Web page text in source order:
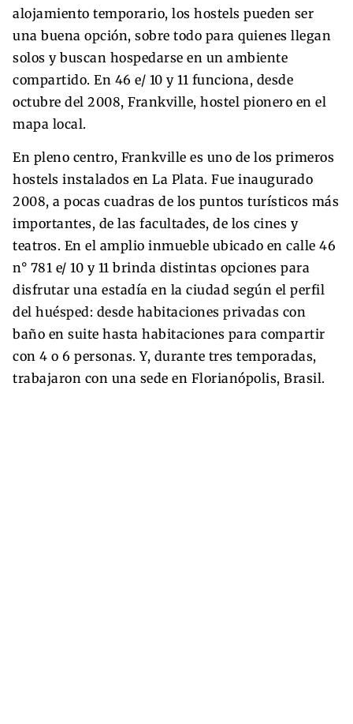
alojamiento temporario, los hostels pueden ser
una buena opción, sobre todo para quienes llegan
solos y buscan hospedarse en un ambiente
compartido. En 46 e/ 10 y 11 funciona, desde
octubre del 2008, Frankville, hostel pionero en el
mapa local.
En pleno centro, Frankville es uno de los primeros
hostels instalados en La Plata. Fue inaugurado
2008, a pocas cuadras de los puntos turísticos más
importantes, de las facultades, de los cines y
teatros. En el amplio inmueble ubicado en calle 46
n° 781 e/ 10 y 11 brinda distintas opciones para
disfrutar una estadía en la ciudad según el perfil
del huésped: desde habitaciones privadas con
baño en suite hasta habitaciones para compartir
con 4 o 6 personas. Y, durante tres temporadas,
trabajaron con una sede en Florianópolis, Brasil.